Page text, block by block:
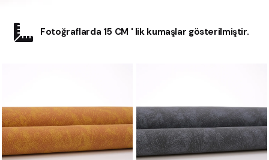
Fotoğraflarda 15 CM ' lik kumaşlar gösterilmiştir.